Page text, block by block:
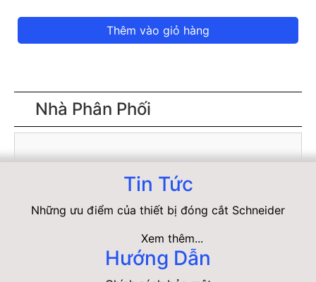
Thêm vào giỏ hàng
Nhà Phân Phối
Tin Tức
Những ưu điểm của thiết bị đóng cắt Schneider
Xem thêm...
Hướng Dẫn